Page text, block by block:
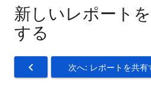
新しいレポート
する
次へ: レポートを共有